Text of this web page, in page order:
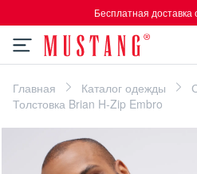
Бесплатная доставка
Главная Каталог одежды
Толстовка Brian H-Zip Embro